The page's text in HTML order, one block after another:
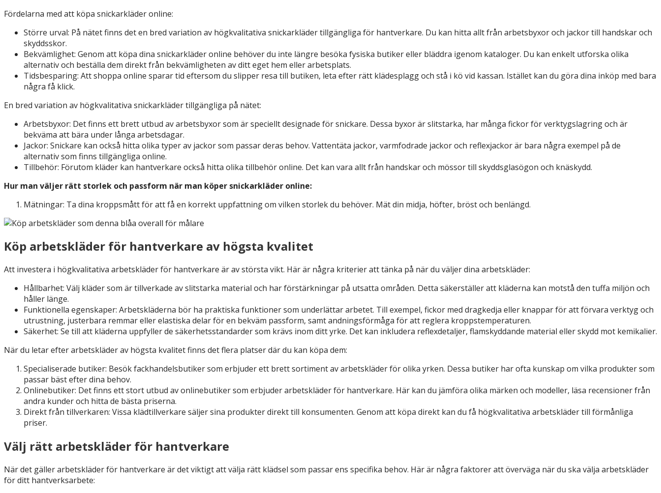
Fördelarna med att köpa snickarkläder online:
Större urval: På nätet finns det en bred variation av högkvalitativa snickarkläder tillgängliga för hantverkare. Du kan hitta allt från arbetsbyxor och jackor till handskar och
skyddsskor.
Bekvämlighet: Genom att köpa dina snickarkläder online behöver du inte längre besöka fysiska butiker eller bläddra igenom kataloger. Du kan enkelt utforska olika
alternativ och beställa dem direkt från bekvämligheten av ditt eget hem eller arbetsplats.
Tidsbesparing: Att shoppa online sparar tid eftersom du slipper resa till butiken, leta efter rätt klädesplagg och stå i kö vid kassan. Istället kan du göra dina inköp med bara
några få klick.
En bred variation av högkvalitativa snickarkläder tillgängliga på nätet:
Arbetsbyxor: Det finns ett brett utbud av arbetsbyxor som är speciellt designade för snickare. Dessa byxor är slitstarka, har många fickor för verktygslagring och är
bekväma att bära under långa arbetsdagar.
Jackor: Snickare kan också hitta olika typer av jackor som passar deras behov. Vattentäta jackor, varmfodrade jackor och reflexjackor är bara några exempel på de
alternativ som finns tillgängliga online.
Tillbehör: Förutom kläder kan hantverkare också hitta olika tillbehör online. Det kan vara allt från handskar och mössor till skyddsglasögon och knäskydd.
Hur man väljer rätt storlek och passform när man köper snickarkläder online:
Mätningar: Ta dina kroppsmått för att få en korrekt uppfattning om vilken storlek du behöver. Mät din midja, höfter, bröst och benlängd.
Köp arbetskläder för hantverkare av högsta kvalitet
Att investera i högkvalitativa arbetskläder för hantverkare är av största vikt. Här är några kriterier att tänka på när du väljer dina arbetskläder:
Hållbarhet: Välj kläder som är tillverkade av slitstarka material och har förstärkningar på utsatta områden. Detta säkerställer att kläderna kan motstå den tuffa miljön och
håller länge.
Funktionella egenskaper: Arbetskläderna bör ha praktiska funktioner som underlättar arbetet. Till exempel, fickor med dragkedja eller knappar för att förvara verktyg och
utrustning, justerbara remmar eller elastiska delar för en bekväm passform, samt andningsförmåga för att reglera kroppstemperaturen.
Säkerhet: Se till att kläderna uppfyller de säkerhetsstandarder som krävs inom ditt yrke. Det kan inkludera reflexdetaljer, flamskyddande material eller skydd mot kemikalier.
När du letar efter arbetskläder av högsta kvalitet finns det flera platser där du kan köpa dem:
Specialiserade butiker: Besök fackhandelsbutiker som erbjuder ett brett sortiment av arbetskläder för olika yrken. Dessa butiker har ofta kunskap om vilka produkter som
passar bäst efter dina behov.
Onlinebutiker: Det finns ett stort utbud av onlinebutiker som erbjuder arbetskläder för hantverkare. Här kan du jämföra olika märken och modeller, läsa recensioner från
andra kunder och hitta de bästa priserna.
Direkt från tillverkaren: Vissa klädtillverkare säljer sina produkter direkt till konsumenten. Genom att köpa direkt kan du få högkvalitativa arbetskläder till förmånliga
priser.
Välj rätt arbetskläder för hantverkare
När det gäller arbetskläder för hantverkare är det viktigt att välja rätt klädsel som passar ens specifika behov. Här är några faktorer att överväga när du ska välja arbetskläder
för ditt hantverksarbete: